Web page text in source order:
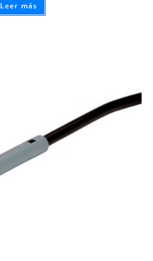
Leer más